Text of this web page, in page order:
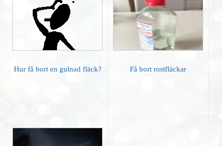
Hur få bort en gulnad fläck? Få bort rostfläckar